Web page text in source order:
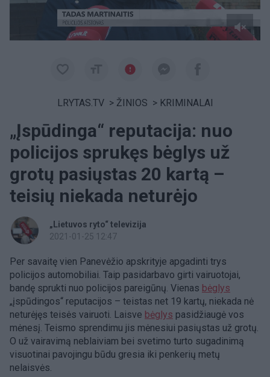
LRYTAS.TV > ŽINIOS > KRIMINALAI
„Įspūdinga“ reputacija: nuo
policijos sprukęs bėglys už
grotų pasiųstas 20 kartą –
teisių niekada neturėjo
„Lietuvos ryto“ televizija
2021-01-25 12:47
Per savaitę vien Panevėžio apskrityje apgadinti trys
policijos automobiliai. Taip pasidarbavo girti vairuotojai,
bandę sprukti nuo policijos pareigūnų. Vienas bėglys
„įspūdingos“ reputacijos – teistas net 19 kartų, niekada nė
neturėjęs teisės vairuoti. Laisve bėglys pasidžiaugė vos
mėnesį. Teismo sprendimu jis mėnesiui pasiųstas už grotų.
O už vairavimą neblaiviam bei svetimo turto sugadinimą
visuotinai pavojingu būdu gresia iki penkerių metų
nelaisvės.